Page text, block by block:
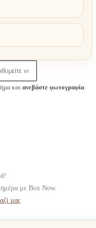
και ανεβάστε φωτογραφία
με Box Now.
μας